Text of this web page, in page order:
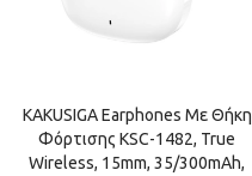
KAKUSIGA Earphones Με Θήκη
Φόρτισης KSC-1482, True
Wireless, 15mm, 35/300mAh,